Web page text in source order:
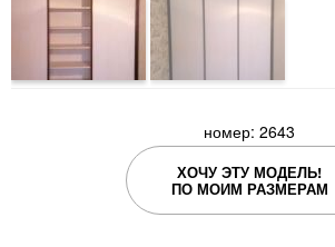
номер: 2643
ХОЧУ ЭТУ МОДЕЛЬ!
ПО МОИМ РАЗМЕРАМ